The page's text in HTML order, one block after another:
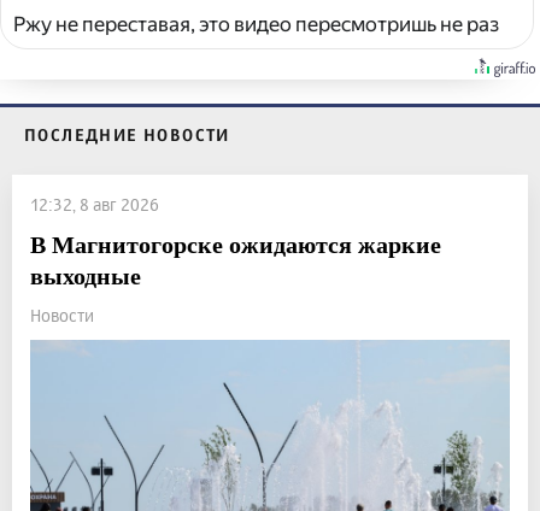
Ржу не переставая, это видео пересмотришь не раз
ПОСЛЕДНИЕ НОВОСТИ
12:32, 8 авг 2026
В Магнитогорске ожидаются жаркие
выходные
Новости